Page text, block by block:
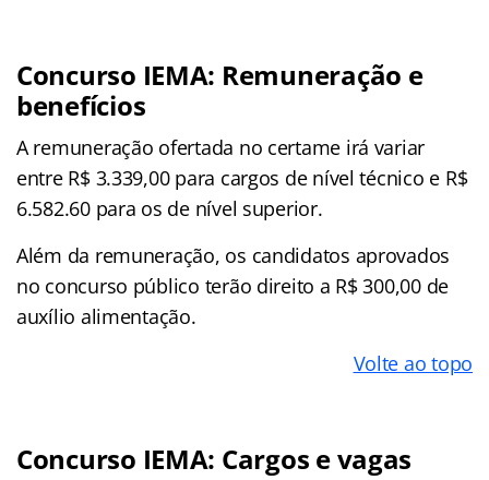
Concurso IEMA: Remuneração e
benefícios
A remuneração ofertada no certame irá variar
entre R$ 3.339,00 para cargos de nível técnico e R$
6.582.60 para os de nível superior.
Além da remuneração, os candidatos aprovados
no concurso público terão direito a R$ 300,00 de
auxílio alimentação.
Volte ao topo
Concurso IEMA: Cargos e vagas